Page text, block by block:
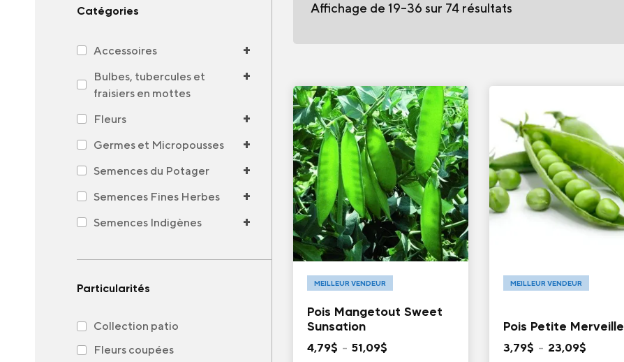
Catégories
Accessoires +
Bulbes, tubercules et
fraisiers en mottes
+
Fleurs +
Germes et Micropousses +
Semences du Potager +
Semences Fines Herbes +
Semences Indigènes +
Particularités
Collection patio
Fleurs coupées
Affichage de 19–36 sur 74 résultats
MEILLEUR VENDEUR
Pois Mangetout Sweet
Sunsation
4,79$ – 51,09$
MEILLEUR VENDEUR
Pois Petite Merveille
3,79$ – 23,09$